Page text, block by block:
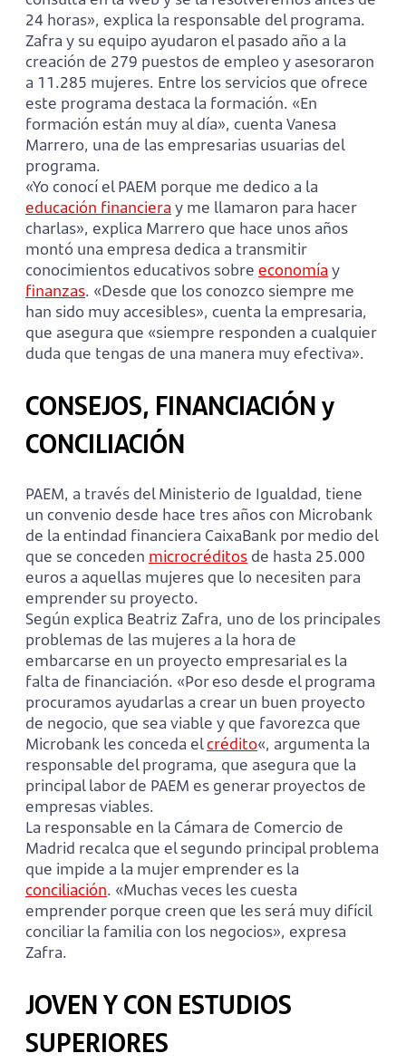
24 horas», explica la responsable del programa.
Zafra y su equipo ayudaron el pasado año a la
creación de 279 puestos de empleo y asesoraron
a 11.285 mujeres. Entre los servicios que ofrece
este programa destaca la formación. «En
formación están muy al día», cuenta Vanesa
Marrero, una de las empresarias usuarias del
programa.
«Yo conocí el PAEM porque me dedico a la
educación financiera y me llamaron para hacer
charlas», explica Marrero que hace unos años
montó una empresa dedica a transmitir
conocimientos educativos sobre economía y
finanzas. «Desde que los conozco siempre me
han sido muy accesibles», cuenta la empresaria,
que asegura que «siempre responden a cualquier
duda que tengas de una manera muy efectiva».
CONSEJOS, FINANCIACIÓN y
CONCILIACIÓN
PAEM, a través del Ministerio de Igualdad, tiene
un convenio desde hace tres años con Microbank
de la entindad financiera CaixaBank por medio del
que se conceden microcréditos de hasta 25.000
euros a aquellas mujeres que lo necesiten para
emprender su proyecto.
Según explica Beatriz Zafra, uno de los principales
problemas de las mujeres a la hora de
embarcarse en un proyecto empresarial es la
falta de financiación. «Por eso desde el programa
procuramos ayudarlas a crear un buen proyecto
de negocio, que sea viable y que favorezca que
Microbank les conceda elcrédito«, argumenta la
responsable del programa, que asegura que la
principal labor de PAEM es generar proyectos de
empresas viables.
La responsable en la Cámara de Comercio de
Madrid recalca que el segundo principal problema
que impide a la mujer emprender es la
conciliación. «Muchas veces les cuesta
emprender porque creen que les será muy difícil
conciliar la familia con los negocios», expresa
Zafra.
JOVEN Y CON ESTUDIOS
SUPERIORES